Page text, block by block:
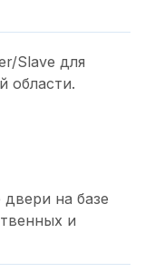
Slave для
области.
на базе
и